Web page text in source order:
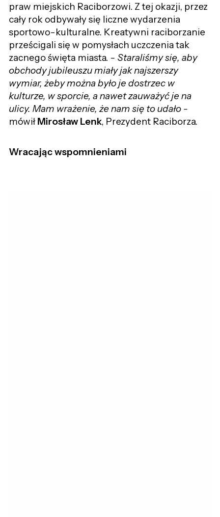
praw miejskich Raciborzowi. Z tej okazji, przez
cały rok odbywały się liczne wydarzenia
sportowo-kulturalne. Kreatywni raciborzanie
prześcigali się w pomysłach uczczenia tak
zacnego święta miasta. - Staraliśmy się, aby
obchody jubileuszu miały jak najszerszy
wymiar, żeby można było je dostrzec w
kulturze, w sporcie, a nawet zauważyć je na
ulicy. Mam wrażenie, że nam się to udało -
mówił Mirosław Lenk, Prezydent Raciborza.
Wracając wspomnieniami